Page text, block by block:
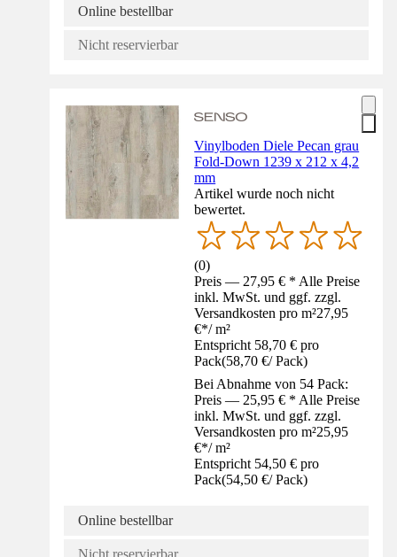
Online bestellbar
Nicht reservierbar
Vinylboden Diele Pecan grau
Fold-Down 1239 x 212 x 4,2
mm
Artikel wurde noch nicht
bewertet.
(0)
Preis — 27,95 € * Alle Preise
inkl. MwSt. und ggf. zzgl.
Versandkosten pro m²27,95
€*/ m²
Entspricht 58,70 € pro
Pack(58,70 €/ Pack)
Bei Abnahme von 54 Pack:
Preis — 25,95 € * Alle Preise
inkl. MwSt. und ggf. zzgl.
Versandkosten pro m²25,95
€*/ m²
Entspricht 54,50 € pro
Pack(54,50 €/ Pack)
Online bestellbar
Nicht reservierbar